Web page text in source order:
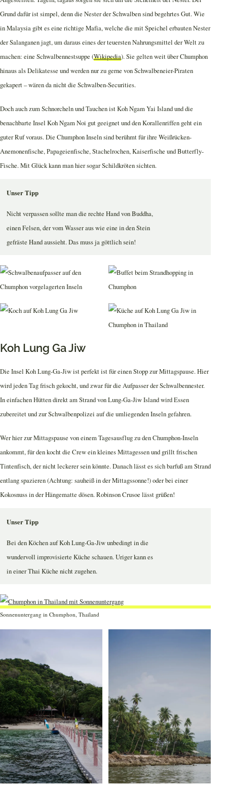
Grund dafür ist simpel, denn die Nester der Schwalben sind begehrtes Gut. Wie
in Malaysia gibt es eine richtige Mafia, welche die mit Speichel erbauten Nester
der Salanganen jagt, um daraus eines der teuersten Nahrungsmittel der Welt zu
machen: eine Schwalbennestsuppe (Wikipedia). Sie gelten weit über Chumphon
hinaus als Delikatesse und werden nur zu gerne von Schwalbeneier-Piraten
gekapert – wären da nicht die Schwalben-Securities.
Doch auch zum Schnorcheln und Tauchen ist Koh Ngam Yai Island und die
benachbarte Insel Koh Ngam Noi gut geeignet und den Korallenriffen geht ein
guter Ruf voraus. Die Chumphon Inseln sind berühmt für ihre Weißrücken-
Anemonenfische, Papageienfische, Stachelrochen, Kaiserfische und Butterfly-
Fische. Mit Glück kann man hier sogar Schildkröten sichten.
Unser Tipp
Nicht verpassen sollte man die rechte Hand von Buddha,
einen Felsen, der vom Wasser aus wie eine in den Stein
gefräste Hand aussieht. Das muss ja göttlich sein!
Koh Lung Ga Jiw
Die Insel Koh Lung-Ga-Jiw ist perfekt ist für einen Stopp zur Mittagspause. Hier
wird jeden Tag frisch gekocht, und zwar für die Aufpasser der Schwalbennester.
In einfachen Hütten direkt am Strand von Lung-Ga-Jiw Island wird Essen
zubereitet und zur Schwalbenpolizei auf die umliegenden Inseln gefahren.
Wer hier zur Mittagspause von einem Tagesausflug zu den Chumphon-Inseln
ankommt, für den kocht die Crew ein kleines Mittagessen und grillt frischen
Tintenfisch, der nicht leckerer sein könnte. Danach lässt es sich barfuß am Strand
entlang spazieren (Achtung: sauheiß in der Mittagssonne!) oder bei einer
Kokosnuss in der Hängematte dösen. Robinson Crusoe lässt grüßen!
Unser Tipp
Bei den Köchen auf Koh Lung-Ga-Jiw unbedingt in die
wundervoll improvisierte Küche schauen. Uriger kann es
in einer Thai Küche nicht zugehen.
Sonnenuntergang in Chumphon, Thailand